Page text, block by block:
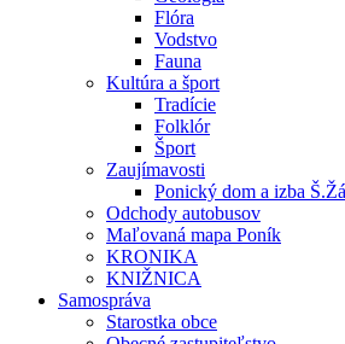
Flóra
Vodstvo
Fauna
Kultúra a šport
Tradície
Folklór
Šport
Zaujímavosti
Ponický dom a izba
Odchody autobusov
Maľovaná mapa Poník
KRONIKA
KNIŽNICA
Samospráva
Starostka obce